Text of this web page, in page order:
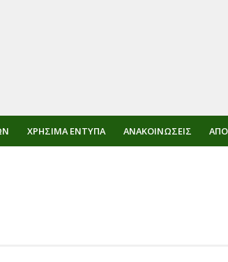
ΧΡΉΣΙΜΑ ΈΝΤΥΠΑ ΑΝΑΚΟΙΝΏΣΕΙΣ